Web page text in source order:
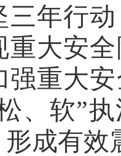
三年行
重大安
强重大
、软”
成有效